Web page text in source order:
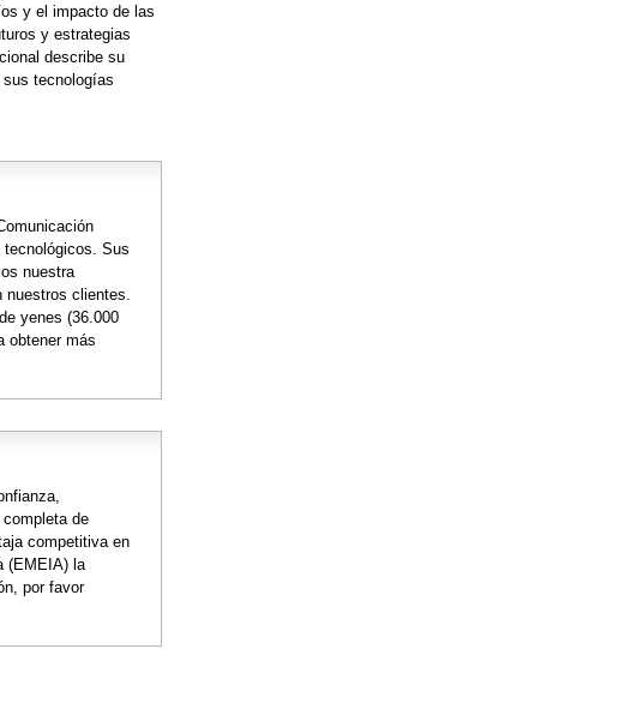
y el impacto de las
y estrategias
describe su
tecnologías
Sus
nuestra
nuestros clientes.
yenes (36.000
obtener más
de
competitiva en
(EMEIA) la
por favor